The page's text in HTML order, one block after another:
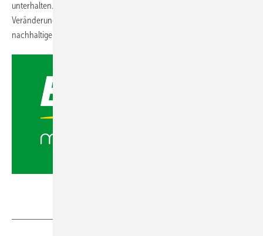
unterhalten. Ein persönliches Gespräch ist oft der Beginn großer
Veränderungen – lassen Sie uns gemeinsam den Weg in eine
nachhaltige Zukunft gehen.